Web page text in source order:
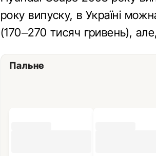
року випуску, в Україні
(170–270 тисяч гривень),
Пальне